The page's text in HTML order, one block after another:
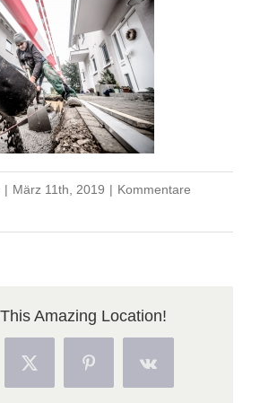
| März 11th, 2019 | Kommentare
Amazing Location!
X PinterestVk